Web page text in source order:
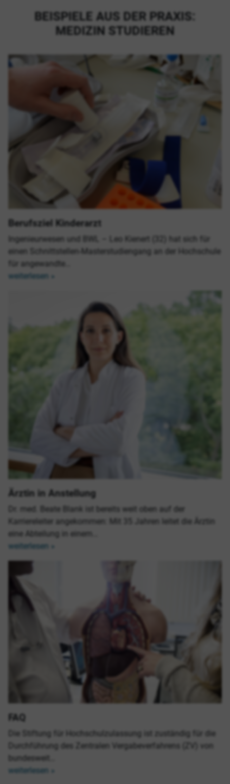
BEISPIELE AUS DER PRAXIS:
MEDIZIN STUDIEREN
Berufsziel Kinderarzt
Ingenieurwesen und BWL – Leo Kienert (32) hat sich für
einen Schnittstellen-Masterstudiengang an der Hochschule
für angewandte…
weiterlesen »
Ärztin in Anstellung
Dr. med. Beate Blank ist bereits weit oben auf der
Karriereleiter angekommen: Mit 35 Jahren leitet die Ärztin
eine Abteilung in einem…
weiterlesen »
FAQ
Die Stiftung für Hochschulzulassung ist zuständig für die
Durchführung des Zentralen Vergabeverfahrens (ZV) von
bundesweit…
weiterlesen »